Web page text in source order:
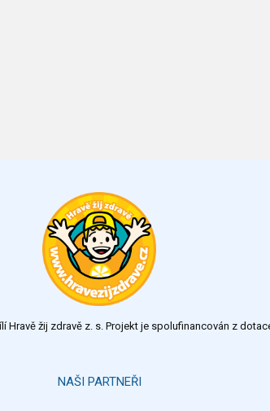
žij zdravě z. s. Projekt je spolufinancován z
NAŠI PARTNEŘI